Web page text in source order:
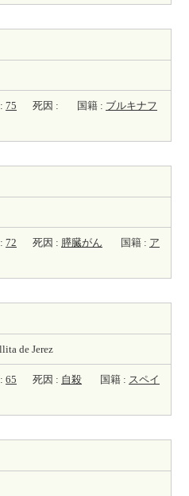
75 死因 : 国籍 : ブルキナフ
72 死因 : 膵臓がん 国籍 : ア
de Jerez
65 死因 : 自殺 国籍 : スペイ